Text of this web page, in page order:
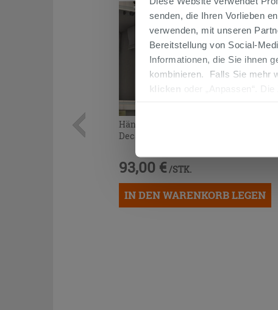
senden, die Ihren Vorlieben
verwenden, mit unseren
Bereitstellung von Social-
Informationen, die Sie ihnen
kombinieren. Falls Sie mehr
klicken
oder „Anpassen“.
Hängeschrank Monet 30x92 cm
Decapé
93,00 € /STK.
IN DEN WARENKORB LEGEN